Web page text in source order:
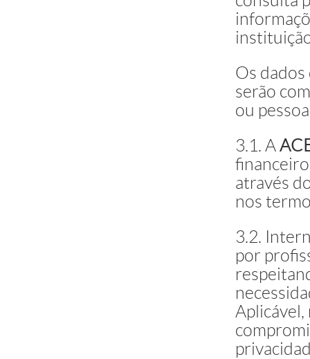
Os
serão
ou
3.1. A
através
nos
3.2.
por